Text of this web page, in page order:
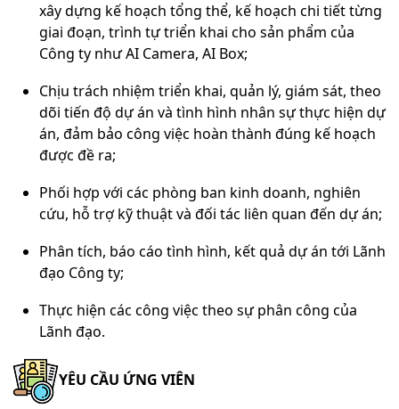
xây dựng kế hoạch tổng thể, kế hoạch chi tiết từng
giai đoạn, trình tự triển khai cho sản phẩm của
Công ty như AI Camera, AI Box;
Chịu trách nhiệm triển khai, quản lý, giám sát, theo
dõi tiến độ dự án và tình hình nhân sự thực hiện dự
án, đảm bảo công việc hoàn thành đúng kế hoạch
được đề ra;
Phối hợp với các phòng ban kinh doanh, nghiên
cứu, hỗ trợ kỹ thuật và đối tác liên quan đến dự án;
Phân tích, báo cáo tình hình, kết quả dự án tới Lãnh
đạo Công ty;
Thực hiện các công việc theo sự phân công của
Lãnh đạo.
YÊU CẦU ỨNG VIÊN